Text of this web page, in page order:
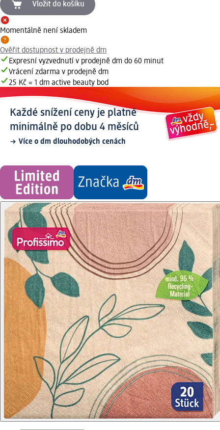
Vložit do košíku
Momentálně není skladem
Ověřit dostupnost v prodejně dm
Expresní vyzvednutí v prodejně dm do 60 minut
Vrácení zdarma v prodejně dm
25 Kč = 1 dm active beauty bod
Každé snížení ceny je platné
minimálně po dobu 4 měsíců
Více o dm dlouhodobých cenách